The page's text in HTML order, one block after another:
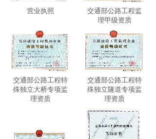
营业执照
交通部公路工程监
理甲级资质
交通部公路工程特
殊独立大桥专项监
理资质
交通部公路工程特
殊独立隧道专项监
理资质